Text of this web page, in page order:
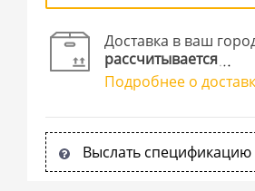
Доставка в ваш
рассчитывается
Подробнее о
Выслать спецификацию